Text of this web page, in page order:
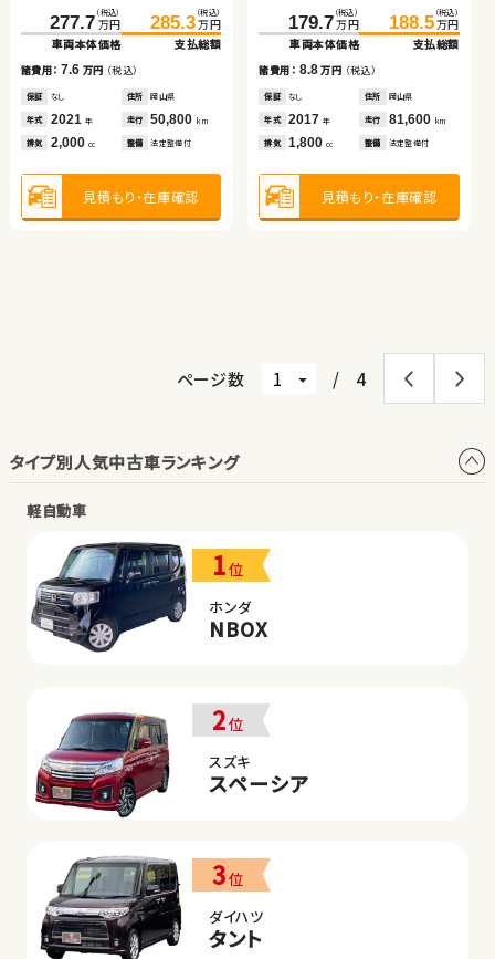
277.7 （税込）
万円
車両本体価格
285.3 （税込）
万円
支払総額
諸費用：7.6 万円 （税込）
保証 なし 住所 岡山県
年式 2021 年 走行 50,800 km
排気 2,000 cc 整備 法定整備付
見積もり・在庫確認
179.7 （税込）
万円
車両本体価格
188.5 （税込）
万円
支払総額
諸費用： 8.8万円 （税込）
保証 なし 住所 岡山県
年式 2017年 走行 81,600 km
排気 1,800cc 整備 法定整備付
見積もり・在庫確認
ダイハツ ムーヴ
32.5
車両本体価格
37.7 万円
支払総額
諸費用：5.2万円（税込）
保証 なし 住所 岡山県
年式 2015年 走行 138,600km
日産 セレナ
51.7
車両本体価格
59.7 万円
支払総額
諸費用：8.0万円（税込）
保証 なし 住所 岡山県
年式 2016年 走行 73,400km
スバル フォレスター
203.9（税込）
万円
車両本体価格
諸費用：15.9万円 （税込）
保証 あり 住所 埼玉県
2019 48,300
排気 2,500cc 整備 法定整備付
29.0（税込）
万円
車両本体価格
41.9（税込）
万円
支払総額
諸費用： 12.9万円（税込）
保証 なし 住所 愛知県
年式 2011年 走行 103,700km
排気 2,000cc 整備 なし
見積もり・在庫確認
ページ数 / 4
タイプ別人気中古車ランキング
軽自動車
1位
ホンダ
NBOX
2位
スズキ
スペーシア
3位
ダイハツ
タント